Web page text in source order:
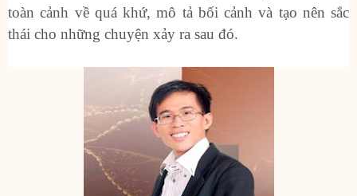
toàn cảnh về quá khứ, mô tả bối cảnh và tạo nên sắc
thái cho những chuyện xảy ra sau đó.